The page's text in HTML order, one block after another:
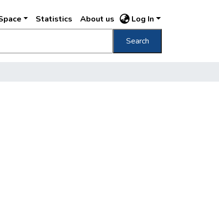
Statistics About us Log In
Search